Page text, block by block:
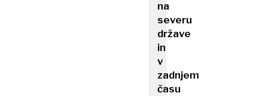
na
severu
države
in
v
zadnjem
času